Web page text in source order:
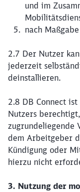
und im
nach
2.7 Der Nutzer
jederzeit
deinstallieren.
2.8 DB Connect ist
Nutzers
zugrundeliegende
dem Arbeitgeber
Kündigung oder
hierzu nicht
3. Nutzung der